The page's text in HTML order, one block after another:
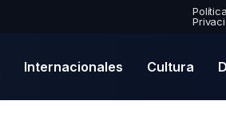
Internacionales Cultura